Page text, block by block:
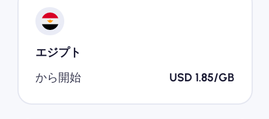
エジプト
から開始
USD 1.85/GB